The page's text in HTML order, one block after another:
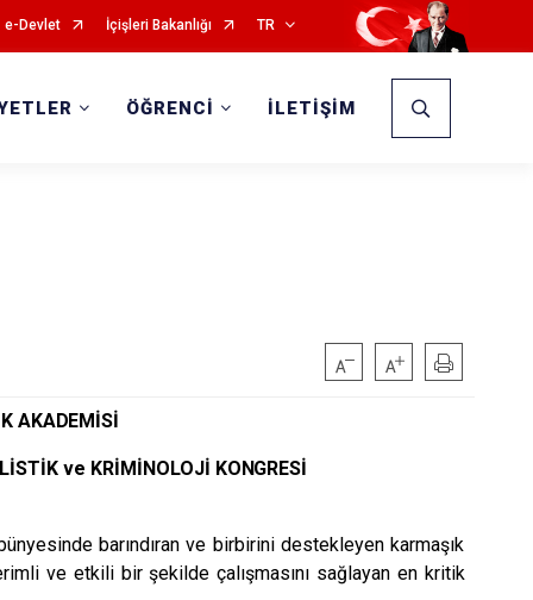
e-Devlet İçişleri Bakanlığı TR
ÖĞRENCİ İLETİŞİM
AKADEMİSİ
ve KRİMİNOLOJİ KONGRESİ
barındıran ve birbirini destekleyen karmaşık
ve etkili bir şekilde çalışmasını sağlayan en kritik